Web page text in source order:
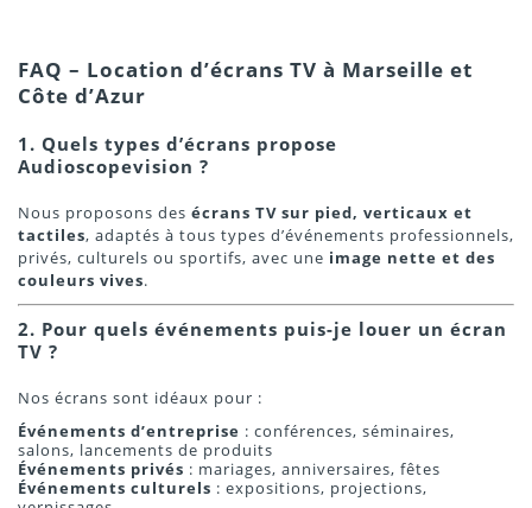
FAQ – Location d’écrans TV à Marseille et
Côte d’Azur
1. Quels types d’écrans propose
Audioscopevision ?
Nous proposons des écrans TV sur pied, verticaux et
tactiles, adaptés à tous types d’événements professionnels,
privés, culturels ou sportifs, avec une image nette et des
couleurs vives.
2. Pour quels événements puis-je louer un écran
TV ?
Nos écrans sont idéaux pour :
Événements d’entreprise : conférences, séminaires,
salons, lancements de produits
Événements privés : mariages, anniversaires, fêtes
Événements culturels : expositions, projections,